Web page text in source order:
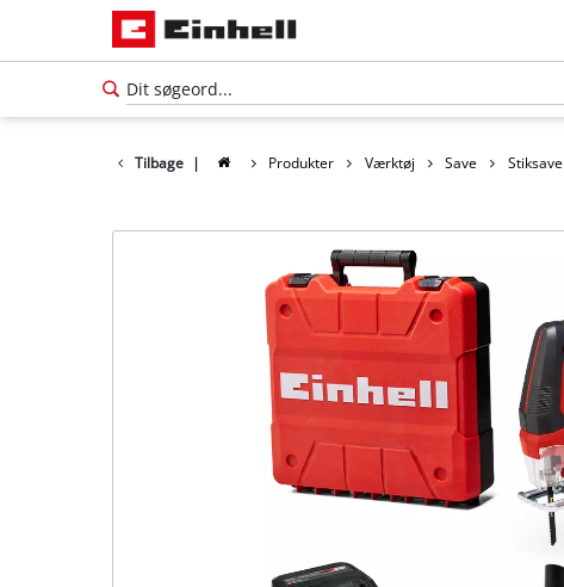
Tilbage | Produkter Værktøj Save Stiksave